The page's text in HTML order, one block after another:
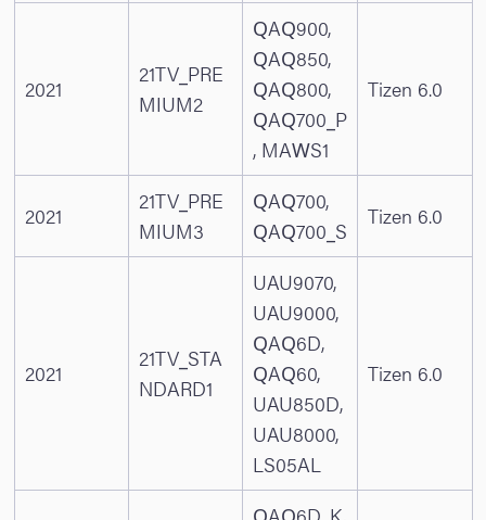
2021
21TV_PRE
MIUM2
QAQ900,
QAQ850,
QAQ800,
QAQ700_P
, MAWS1
Tizen 6.0
2021
21TV_PRE
MIUM3
QAQ700,
QAQ700_S
Tizen 6.0
2021
21TV_STA
NDARD1
UAU9070,
UAU9000,
QAQ6D,
QAQ60,
UAU850D,
UAU8000,
LS05AL
Tizen 6.0